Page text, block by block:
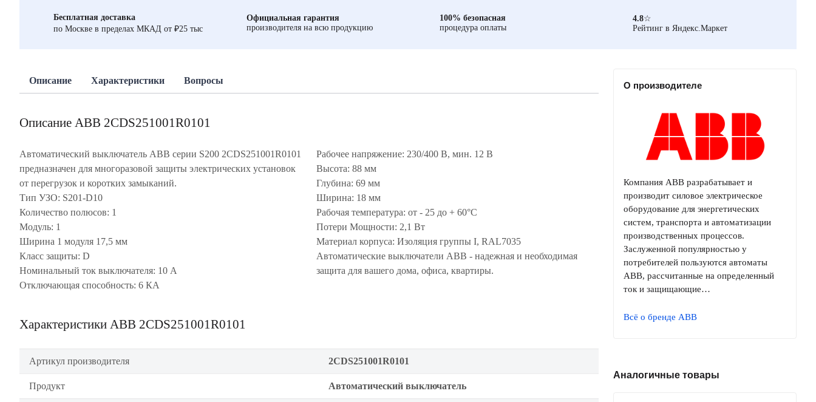
Бесплатная доставка
по Москве в пределах МКАД от ₽25 тыс
Официальная гарантия
производителя на всю продукцию
100% безопасная
процедура оплаты
4.8☆
Рейтинг в Яндекс.Маркет
Описание Характеристики Вопросы
Описание ABB 2CDS251001R0101
Автоматический выключатель ABB серии S200 2CDS251001R0101
предназначен для многоразовой защиты электрических установок
от перегрузок и коротких замыканий.
Тип УЗО: S201-D10
Количество полюсов: 1
Модуль: 1
Ширина 1 модуля 17,5 мм
Класс защиты: D
Номинальный ток выключателя: 10 А
Отключающая способность: 6 КА
Рабочее напряжение: 230/400 В, мин. 12 В
Высота: 88 мм
Глубина: 69 мм
Ширина: 18 мм
Рабочая температура: от - 25 до + 60°С
Потери Мощности: 2,1 Вт
Материал корпуса: Изоляция группы I, RAL7035
Автоматические выключатели ABB - надежная и необходимая
защита для вашего дома, офиса, квартиры.
Характеристики ABB 2CDS251001R0101
Артикул производителя 2CDS251001R0101
Продукт Автоматический выключатель
О производителе
Компания ABB разрабатывает и
производит силовое электрическое
оборудование для энергетических
систем, транспорта и автоматизации
производственных процессов.
Заслуженной популярностью у
потребителей пользуются автоматы
ABB, рассчитанные на определенный
ток и защищающие…
Всё о бренде ABB
Аналогичные товары